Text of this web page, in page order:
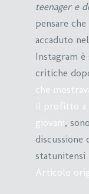
teenager e
pensare
accaduto
Instagram
critiche
che
il profitto a
giovani,
discussione
statunitensi
Articolo